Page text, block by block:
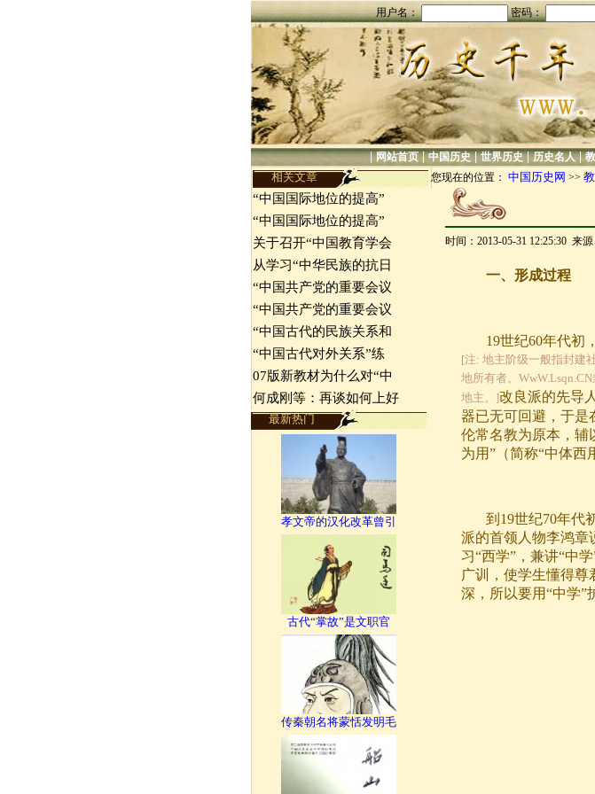
用户名： 密码：
|网站首页|中国历史|世界历史|历史名人|
相关文章
您现在的位置： 中国历史网 >>
“中国国际地位的提高”
“中国国际地位的提高”
关于召开“中国教育学会
从学习“中华民族的抗日
“中国共产党的重要会议
“中国共产党的重要会议
“中国古代的民族关系和
“中国古代对外关系”练
07版新教材为什么对“中
何成刚等：再谈如何上好
最新热门
孝文帝的汉化改革曾引
古代“掌故”是文职官
传秦朝名将蒙恬发明毛
时间：2013-05-31 12:25:30 来源
一、形成过程
19世纪60年代初
[注: 地主阶级一般指封建
地所有者。
地主。]改良派的先导
器已无可回避，于是
伦常名教为原本，辅
为用”（简称“中体西
到 19世纪70年代
派的首领人物李鸿章
习“西学”，兼讲“中
广训，使学生懂得尊
深，所以要用“中学”